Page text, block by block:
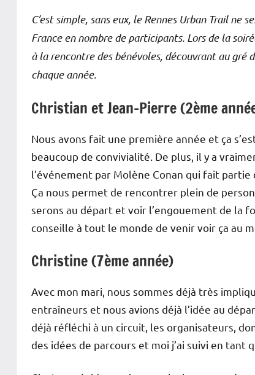
C’est simple, sans eux, le Rennes Urban Trail ne
France en nombre de participants. Lors de la
à la rencontre des bénévoles, découvrant au
chaque année.
Christian et Jean-Pierre (2ème
Nous avons fait une première année et ça
beaucoup de convivialité. De plus, il y a
l’événement par Molène Conan qui fait
Ça nous permet de rencontrer plein de
serons au départ et voir l’engouement de la
conseille à tout le monde de venir voir ça au
Christine (7ème année)
Avec mon mari, nous sommes déjà très
entraîneurs et nous avions déjà l’idée au
déjà réfléchi à un circuit, les organisateurs,
des idées de parcours et moi j’ai suivi en tant